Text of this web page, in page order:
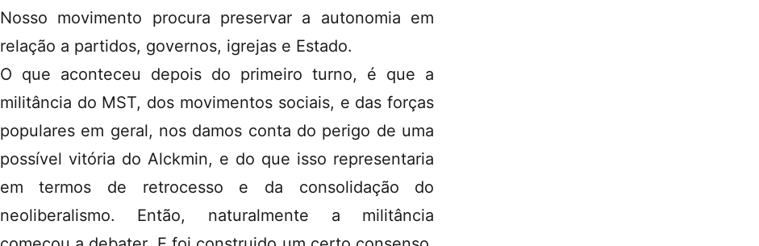
Nosso movimento procura preservar a autonomia em
relação a partidos, governos, igrejas e Estado.
O que aconteceu depois do primeiro turno, é que a
militância do MST, dos movimentos sociais, e das forças
populares em geral, nos damos conta do perigo de uma
possível vitória do Alckmin, e do que isso representaria
em termos de retrocesso e da consolidação do
neoliberalismo. Então, naturalmente a militância